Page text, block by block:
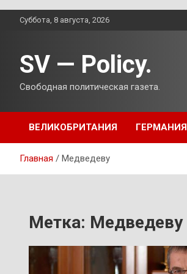
ПерейтиСуббота, 8 августа, 2026
SV — Policy.
Свободная политическая газета.
ВЕЛИКОБРИТАНИЯ ГЕРМАНИЯ
Главная Медведеву
Метка: Медведеву